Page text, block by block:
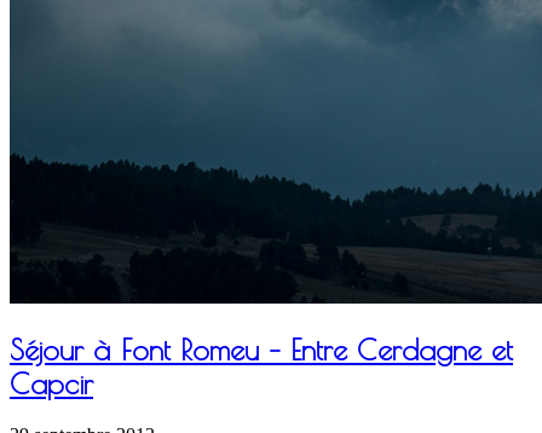
Séjour à Font Romeu – Entre Cerdagne et
Capcir